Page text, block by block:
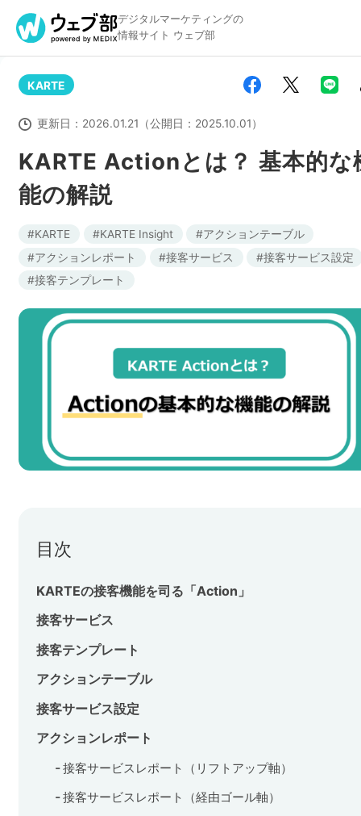
デジタルマーケティングの
情報サイト ウェブ部
リスティング広告 BtoBマーケティング
アクセス解析
アドテクノロジー 広告クリエイティブ
ネット市場調査データ フィード広告
Google Cloud／BI
実績・事例
株式会社メディックス
KARTE Actionとは？ 基本的な
能の解説
KARTE
更新日： 2026.01.21 （公開日： 2025.10.01）
KARTE KARTE Insight
アクションテーブル
アクションレポート
接客サービス
接客サービス設定
接客テンプレート
目次
KARTEの接客機能を司る「Action」
接客サービス
接客テンプレート
アクションテーブル
接客サービス設定
アクションレポート
接客サービスレポート（リフトアップ軸）
接客サービスレポート（経由ゴール軸）